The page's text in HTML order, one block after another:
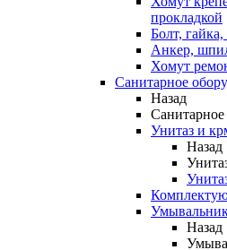
прокладкой
Болт,
Анкер,
Хомут
Санитарное
Назад
Санитарное
Унитаз и
Назад
Назад